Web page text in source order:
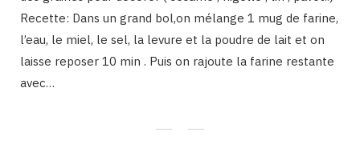
Recette: Dans un grand bol,on mélange 1 mug de farine,
l’eau, le miel, le sel, la levure et la poudre de lait et on
laisse reposer 10 min . Puis on rajoute la farine restante
avec…